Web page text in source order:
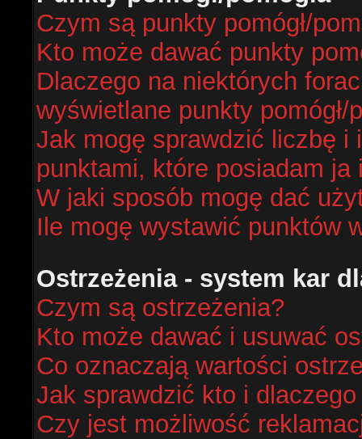
Czym są punkty pomógł/
Kto może dawać punkty
Dlaczego na niektórych
wyświetlane punkty pomógł/
Jak mogę sprawdzić liczbę i
punktami, które posiadam
W jaki sposób mogę dać
Ile mogę wystawić punktów
Ostrzeżenia - system kar
Czym są ostrzeżenia?
Kto może dawać i usuwać
Co oznaczają wartości
Jak sprawdzić kto i dlaczego
Czy jest możliwość